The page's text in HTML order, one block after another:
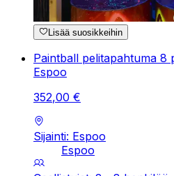
Lisää suosikkeihin
Paintball pelitapahtuma 8
Espoo
352,00 €
Sijainti: Espoo
Espoo